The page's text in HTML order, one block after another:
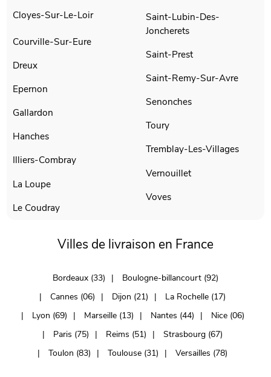
Cloyes-Sur-Le-Loir
Courville-Sur-Eure
Dreux
Epernon
Gallardon
Hanches
Illiers-Combray
La Loupe
Le Coudray
Saint-Lubin-Des-
Joncherets
Saint-Prest
Saint-Remy-Sur-Avre
Senonches
Toury
Tremblay-Les-Villages
Vernouillet
Voves
Villes de livraison en France
Bordeaux (33)
Boulogne-billancourt (92)
Cannes (06)
Dijon (21)
La Rochelle (17)
Lyon (69)
Marseille (13) Nantes (44)
Nice (06)
Paris (75)
Reims (51)
Strasbourg (67)
Toulon (83)
Toulouse (31) Versailles (78)